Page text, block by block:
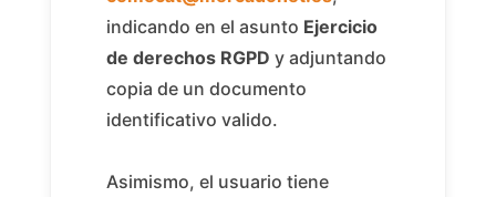
indicando en el asunto Ejercicio
de derechos RGPD y adjuntando
copia de un documento
identificativo valido.
Asimismo, el usuario tiene